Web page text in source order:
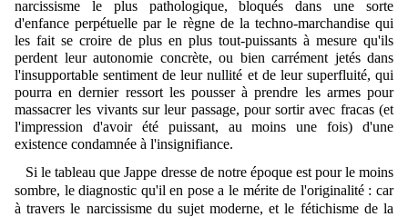
narcissisme le plus pathologique, bloqués dans une sorte
d'enfance perpétuelle par le règne de la techno-marchandise qui
les fait se croire de plus en plus tout-puissants à mesure qu'ils
perdent leur autonomie concrète, ou bien carrément jetés dans
l'insupportable sentiment de leur nullité et de leur superfluité, qui
pourra en dernier ressort les pousser à prendre les armes pour
massacrer les vivants sur leur passage, pour sortir avec fracas (et
l'impression d'avoir été puissant, au moins une fois) d'une
existence condamnée à l'insignifiance.
Si le tableau que Jappe dresse de notre époque est pour le moins
sombre, le diagnostic qu'il en pose a le mérite de l'originalité : car
à travers le narcissisme du sujet moderne, et le fétichisme de la